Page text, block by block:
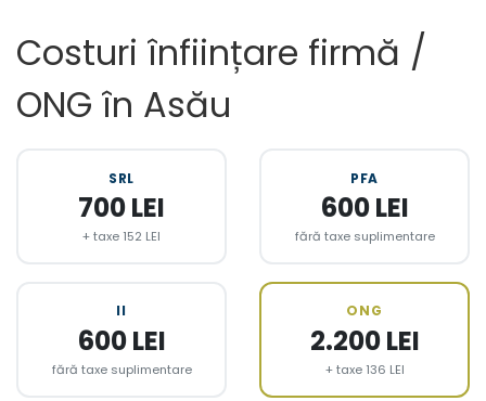
Costuri înființare firmă /
ONG în Asău
SRL
700 LEI
+ taxe 152 LEI
PFA
600 LEI
fără taxe suplimentare
II
600 LEI
fără taxe suplimentare
ONG
2.200 LEI
+ taxe 136 LEI